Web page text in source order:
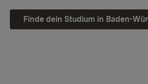
Finde dein Studium in Baden-